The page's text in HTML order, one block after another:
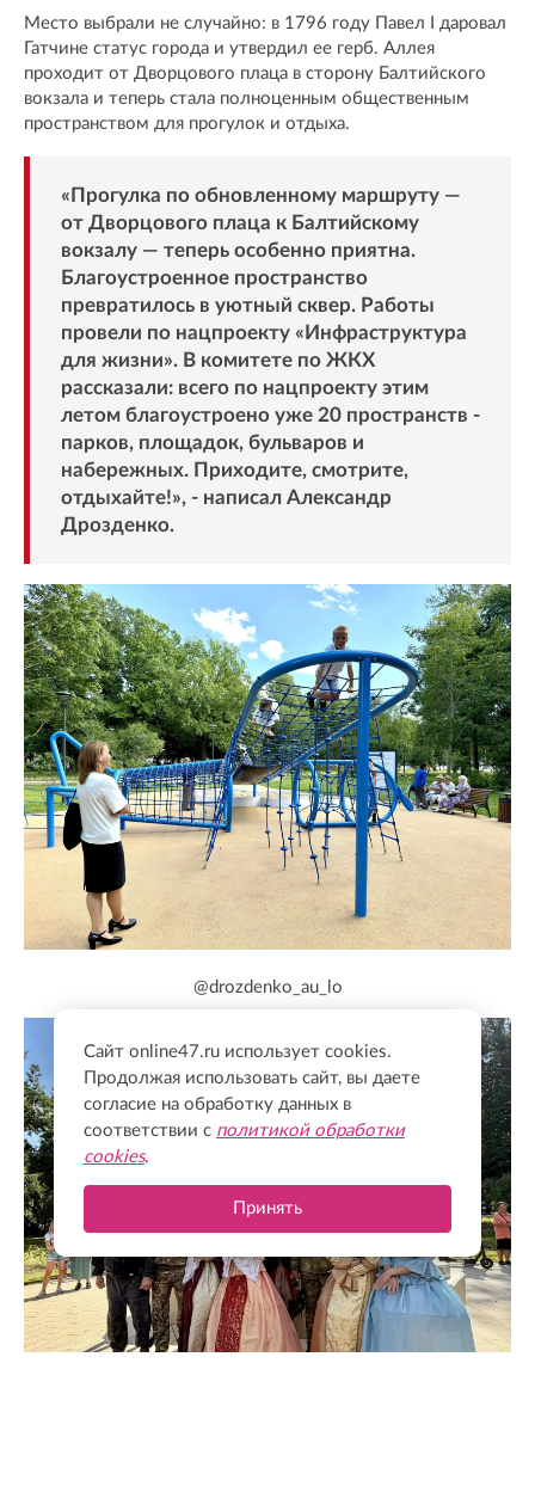
Место выбрали не случайно: в 1796 году Павел I даровал
Гатчине статус города и утвердил ее герб. Аллея
проходит от Дворцового плаца в сторону Балтийского
вокзала и теперь стала полноценным общественным
пространством для прогулок и отдыха.
«Прогулка по обновленному маршруту —
от Дворцового плаца к Балтийскому
вокзалу — теперь особенно приятна.
Благоустроенное пространство
превратилось в уютный сквер. Работы
провели по нацпроекту «Инфраструктура
для жизни». В комитете по ЖКХ
рассказали: всего по нацпроекту этим
летом благоустроено уже 20 пространств -
парков, площадок, бульваров и
набережных. Приходите, смотрите,
отдыхайте!», - написал Александр
Дрозденко.
@drozdenko_au_lo
Сайт online47.ru использует cookies.
Продолжая использовать сайт, вы даете
согласие на обработку данных в
соответствии с политикой обработки
cookies.
Принять